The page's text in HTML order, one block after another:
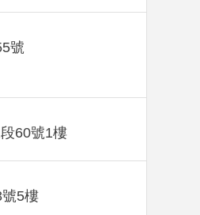
號
60號1樓
5樓